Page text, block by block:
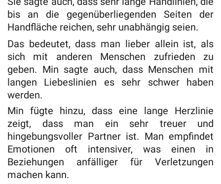
bis an die gegenüberliegenden Seiten der
Handfläche reichen, sehr unabhängig seien.
Das bedeutet, dass man lieber allein ist, als
sich mit anderen Menschen zufrieden zu
geben. Min sagte auch, dass Menschen mit
langen Liebeslinien es sehr schwer haben
werden.
Min fügte hinzu, dass eine lange Herzlinie
zeigt, dass man ein sehr treuer und
hingebungsvoller Partner ist. Man empfindet
Emotionen oft intensiver, was einen in
Beziehungen anfälliger für Verletzungen
machen kann.